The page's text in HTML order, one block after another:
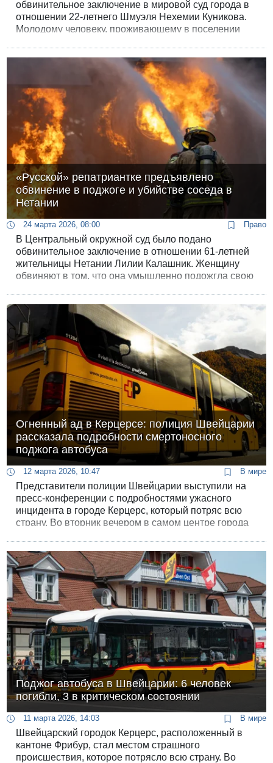
обвинительное заключение в мировой суд города в
отношении 22-летнего Шмуэля Нехемии Куникова.
Молодому человеку, проживающему в поселении
места отдыха в центре столицы.
«Русской» репатриантке предъявлено
обвинение в поджоге и убийстве соседа в
Нетании
24 марта 2026, 08:00 Право
В Центральный окружной суд было подано
обвинительное заключение в отношении 61-летней
жительницы Нетании Лилии Калашник. Женщину
обвиняют в том, что она умышленно подожгла свою
материальному ущербу.
Огненный ад в Керцерсе: полиция Швейцарии
рассказала подробности смертоносного
поджога автобуса
12 марта 2026, 10:47 В мире
Представители полиции Швейцарии выступили на
пресс-конференции с подробностями ужасного
инцидента в городе Керцерс, который потряс всю
страну. Во вторник вечером в самом центре города
критическом состоянии.
Поджог автобуса в Швейцарии: 6 человек
погибли, 3 в критическом состоянии
11 марта 2026, 14:03 В мире
Швейцарский городок Керцерс, расположенный в
кантоне Фрибур, стал местом страшного
происшествия, которое потрясло всю страну. Во